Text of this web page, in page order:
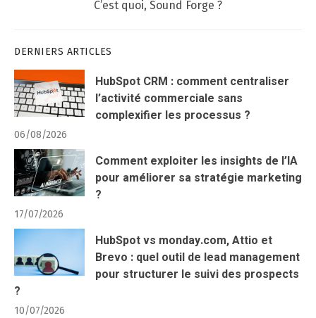
Next
C’est quoi, Sound Forge ?
DERNIERS ARTICLES
HubSpot CRM : comment centraliser
l’activité commerciale sans
complexifier les processus ?
06/08/2026
Comment exploiter les insights de l’IA
pour améliorer sa stratégie marketing
?
17/07/2026
HubSpot vs monday.com, Attio et
Brevo : quel outil de lead management
pour structurer le suivi des prospects
?
10/07/2026